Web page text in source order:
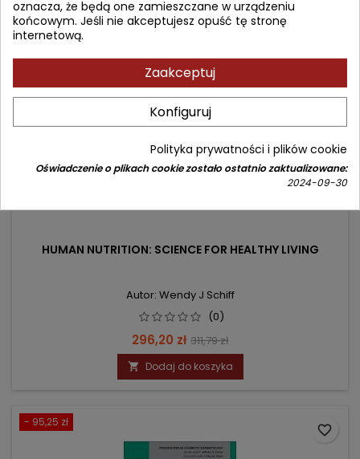
- 15,59 zł
HUMAN NUTRITION: SCIENCE FOR HEALTHY LIVING
Autor: Wendy J Schiff
(0)
Cena
296,20 zł Cena
podstawowa
311,79 zł
 Dodaj do koszyka
- 95,25 zł
favorite_border
oznacza, że będą one zamieszczane w urządzeniu
końcowym. Jeśli nie akceptujesz opuść tę stronę
internetową.
Zaakceptuj
Konfiguruj
Polityka prywatności i plików cookie
Oświadczenie o plikach cookie zostało ostatnio zaktualizowane:
2024-09-30